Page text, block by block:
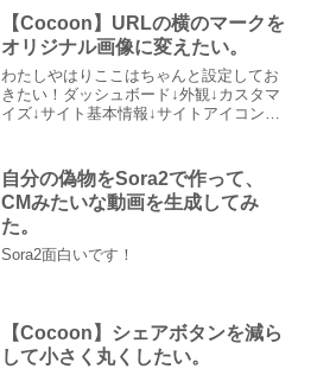
【Cocoon】URLの横のマークを
オリジナル画像に変えたい。
わたしやはりここはちゃんと設定してお
きたい！ダッシュボード↓外観↓カスタマ
イズ↓サイト基本情報↓サイトアイコンど
トのフリー素材を『イラストAC』にUP
していますので、是...
自分の偽物をSora2で作って、
CMみたいな動画を生成してみ
た。
Sora2面白いです！
【Cocoon】シェアボタンを減ら
して小さく丸くしたい。